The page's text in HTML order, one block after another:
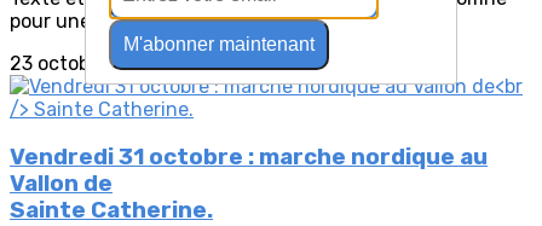
pour une sortie énergique. C’est sous un...
23 octobre 2025
Vendredi 31 octobre : marche nordique au
Vallon de
Sainte Catherine.
M'abonner maintenant